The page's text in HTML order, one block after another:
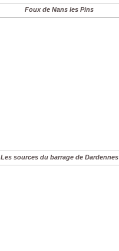
Foux de Nans les Pins
Les sources du barrage de Dardennes